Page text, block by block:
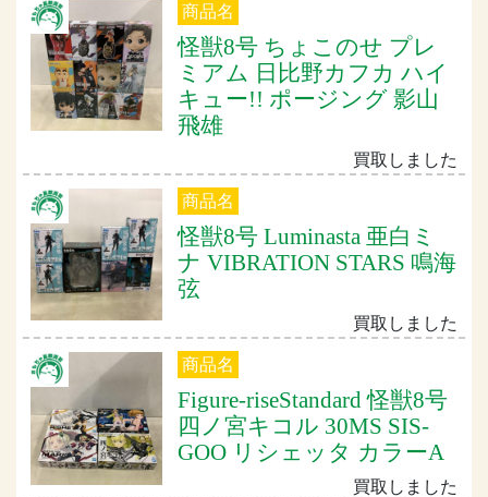
商品名
怪獣8号 ちょこのせ プレ
ミアム 日比野カフカ ハイ
キュー!! ポージング 影山
飛雄
買取しました
商品名
怪獣8号 Luminasta 亜白ミ
ナ VIBRATION STARS 鳴海
弦
買取しました
商品名
Figure-riseStandard 怪獣8号
四ノ宮キコル 30MS SIS-
GOO リシェッタ カラーA
買取しました